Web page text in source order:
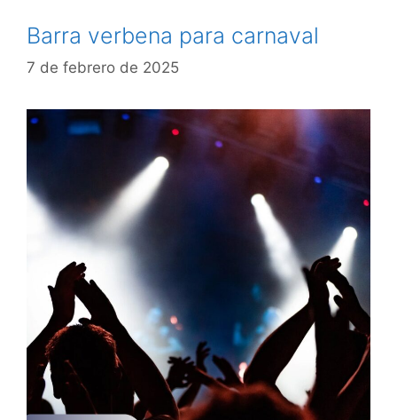
Barra verbena para carnaval
7 de febrero de 2025